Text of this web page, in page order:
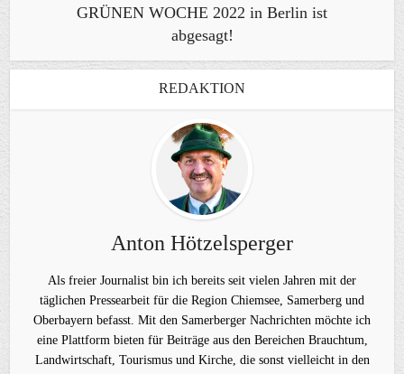
GRÜNEN WOCHE 2022 in Berlin ist
abgesagt!
REDAKTION
Anton Hötzelsperger
Als freier Journalist bin ich bereits seit vielen Jahren mit der
täglichen Pressearbeit für die Region Chiemsee, Samerberg und
Oberbayern befasst. Mit den Samerberger Nachrichten möchte ich
eine Plattform bieten für Beiträge aus den Bereichen Brauchtum,
Landwirtschaft, Tourismus und Kirche, die sonst vielleicht in den